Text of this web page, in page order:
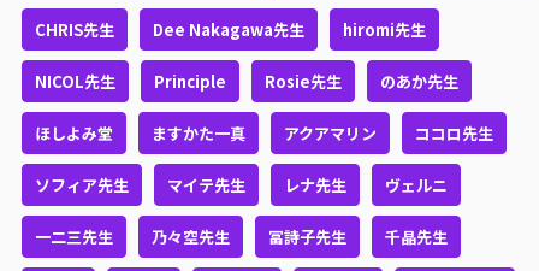
CHRIS先生 Dee Nakagawa先生 hiromi先生
NICOL先生 Principle Rosie先生 のあか先生
ほしよみ堂 ますかた一真 アクアマリン ココロ先生
ソフィア先生 マイテ先生 レナ先生 ヴェルニ
一二三先生 乃々空先生 冨詩子先生 千晶先生